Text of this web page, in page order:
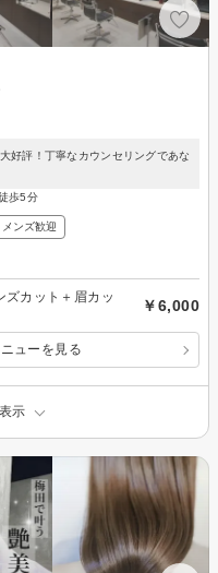
好評！丁寧なカウンセリングであな
歩5分
メンズ歓迎
ズカット＋眉カッ
￥6,000
ューを見る
示